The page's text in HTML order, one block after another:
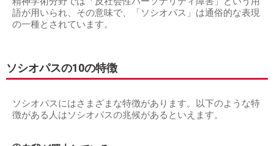
語が用いられ、その意味で、「ソシオパス」は通俗的な表現
の一種とされています。
ソシオパスの10の特徴
ソシオパスにはさまざまな特徴があります。以下のような特
徴がある人はソシオパスの兆候があるといえます。